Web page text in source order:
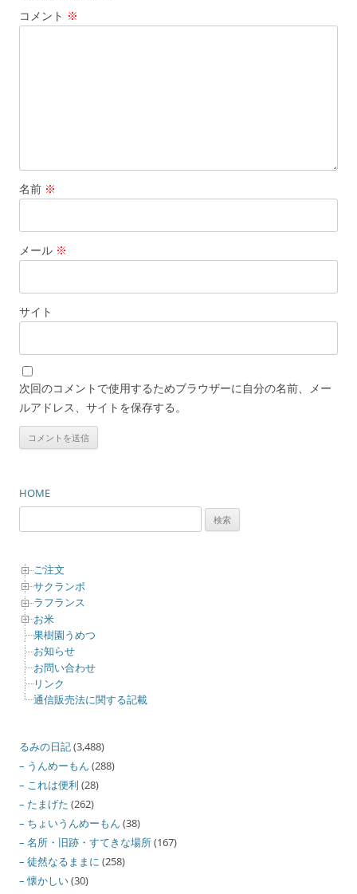
コメント ※
名前 ※
メール ※
サイト
次回のコメントで使用するためブラウザーに自分の名前、メー
ルアドレス、サイトを保存する。
HOME
検
ご注文
サクランボ
ラフランス
お米
果樹園うめつ
お知らせ
お問い合わせ
リンク
通信販売法に関する記載
るみの日記(3,488)
– うんめーもん (288)
– これは便利 (28)
– たまげた (262)
– ちょいうんめーもん (38)
– 名所・旧跡・すてきな場所(167)
– 徒然なるままに (258)
– 懐かしい(30)